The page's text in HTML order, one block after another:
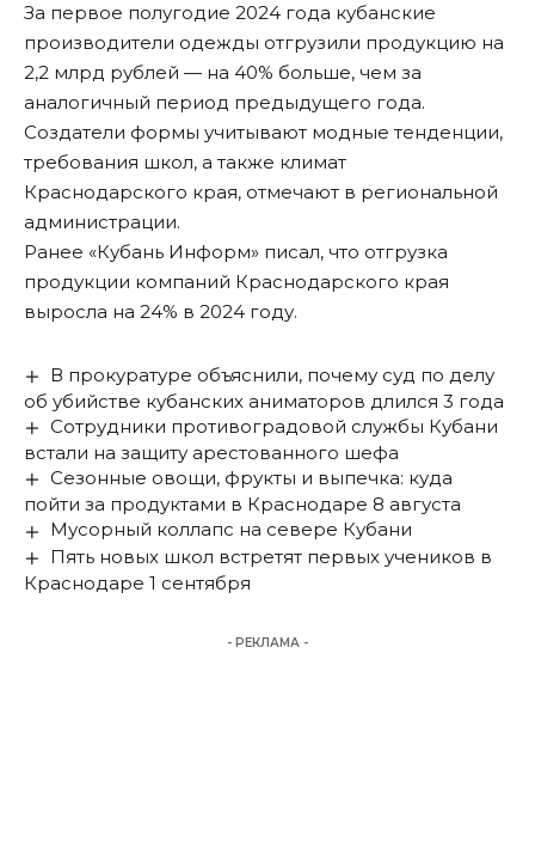
За первое полугодие 2024 года кубанские
производители одежды отгрузили продукцию на
2,2 млрд рублей — на 40% больше, чем за
аналогичный период предыдущего года.
Создатели формы учитывают модные тенденции,
требования школ, а также климат
Краснодарского края, отмечают в региональной
администрации.
Ранее «Кубань Информ» писал, что отгрузка
продукции компаний Краснодарского края
выросла на 24% в 2024 году.
В прокуратуре объяснили, почему суд по делу
об убийстве кубанских аниматоров длился 3 года
Сотрудники противоградовой службы Кубани
встали на защиту арестованного шефа
Сезонные овощи, фрукты и выпечка: куда
пойти за продуктами в Краснодаре 8 августа
Мусорный коллапс на севере Кубани
Пять новых школ встретят первых учеников в
Краснодаре 1 сентября
- РЕКЛАМА -